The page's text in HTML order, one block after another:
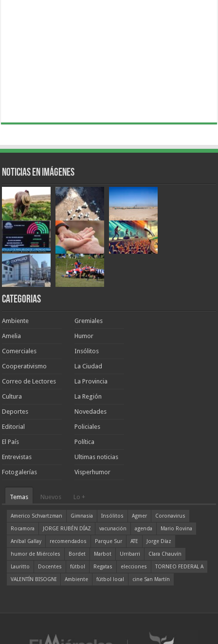
Noticias en Imágenes
Categorias
Ambiente
Amelia
Comerciales
Cooperativismo
Correo de Lectores
Cultura
Deportes
Editorial
El País
Entrevistas
Fotogalerías
Gremiales
Humor
Insólitos
La Ciudad
La Provincia
La Región
Novedades
Policiales
Política
Ultimas noticias
Visperhumor
Temas Nuevos Lo +
Americo Schvartzman Gimnasia Insólitos Agmer
Coronavirus
Rocamora
JORGE RUBÉN DÍAZ vacunación agenda
Mario Rovina
Aníbal Gallay
recomendados Parque Sur ATE
Jorge Díaz
humor de Miércoles
Bordet Marbot Urribarri
Clara Chauvín
Lauritto
Docentes fútbol Regatas elecciones
TORNEO FEDERAL A
VALENTÍN BISOGNI
Ambiente fútbol local cine San Martín